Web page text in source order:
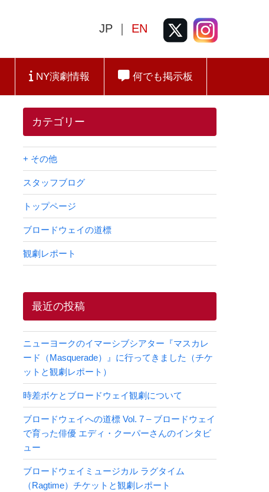
JP ｜ EN
NY演劇情報 何でも掲示板
カテゴリー
+ その他
スタッフブログ
トップページ
ブロードウェイの道標
観劇レポート
最近の投稿
ニューヨークのイマーシブシアター『マスカレ
ード（Masquerade）』に行ってきました（チケ
ットと観劇レポート）
時差ボケとブロードウェイ観劇について
ブロードウェイへの道標 Vol. 7 – ブロードウェイ
で育った俳優 エディ・クーパーさんのインタビ
ュー
ブロードウェイミュージカル ラグタイム
（Ragtime）チケットと観劇レポート